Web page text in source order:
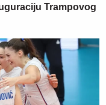
Trampovog